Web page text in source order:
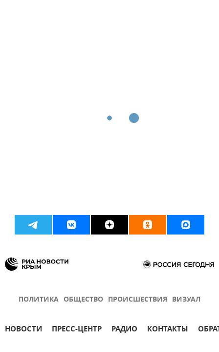
ПОЛИТИКА ОБЩЕСТВО ПРОИСШЕСТВИЯ ВИЗУАЛ
НОВОСТИ ПРЕСС-ЦЕНТР РАДИО КОНТАКТЫ